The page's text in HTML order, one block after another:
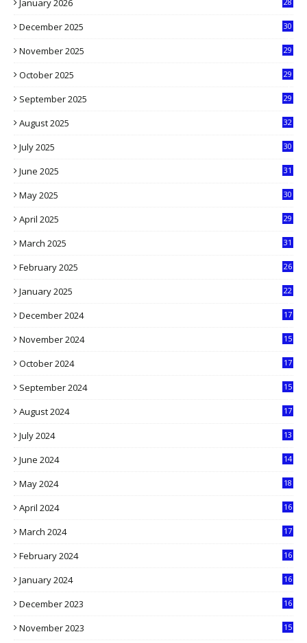
January 2026
December 2025
30
November 2025
29
October 2025
29
September 2025
29
August 2025
32
July 2025
30
June 2025
31
May 2025
30
April 2025
29
March 2025
31
February 2025
26
January 2025
22
December 2024
17
November 2024
15
October 2024
17
September 2024
15
August 2024
17
July 2024
13
June 2024
14
May 2024
18
April 2024
16
March 2024
17
February 2024
16
January 2024
16
December 2023
16
November 2023
15